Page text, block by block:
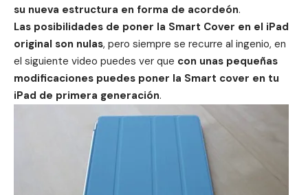
su nueva estructura en forma de acordeón.
Las posibilidades de poner la Smart Cover en el iPad
original son nulas, pero siempre se recurre al ingenio, en
el siguiente video puedes ver que con unas pequeñas
modificaciones puedes poner la Smart cover en tu
iPad de primera generación.